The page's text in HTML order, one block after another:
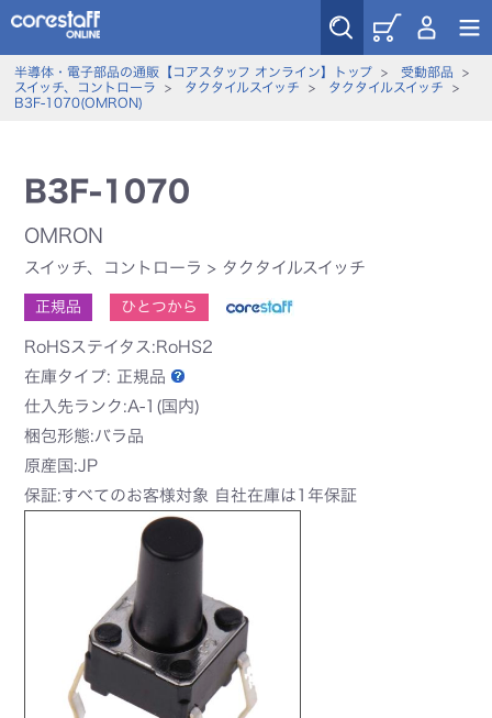
半導体・電子部品の通販【コアスタッフ オンライン】トップ> 受動部品 >
スイッチ、コントローラ > タクタイルスイッチ > タクタイルスイッチ >
B3F-1070(OMRON)
B3F-1070
OMRON
スイッチ、コントローラ > タクタイルスイッチ
正規品 ひとつから
RoHSステイタス:RoHS2
在庫タイプ: 正規品
仕入先ランク:A-1(国内)
梱包形態:バラ品
原産国:JP
保証:すべてのお客様対象 自社在庫は1年保証